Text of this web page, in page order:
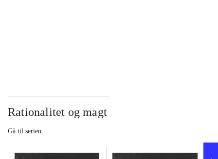
Rationalitet og magt
Gå til serien